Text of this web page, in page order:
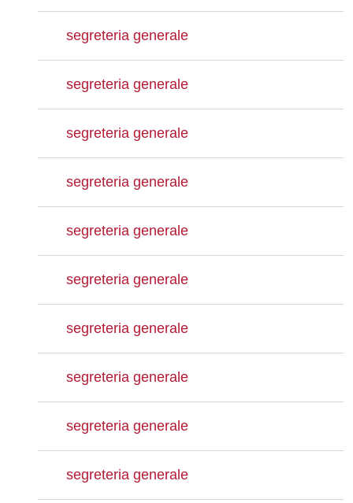
segreteria generale
segreteria generale
segreteria generale
segreteria generale
segreteria generale
segreteria generale
segreteria generale
segreteria generale
segreteria generale
segreteria generale